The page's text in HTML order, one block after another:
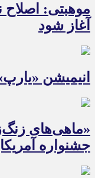
موهبتی: اصلاح
آغاز شود
انیمیشن
«ماهی‌های
جشنواره